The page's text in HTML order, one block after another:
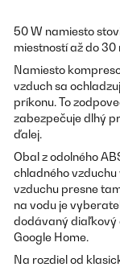
50 W namiesto
miestností až do 30
Namiesto
vzduch sa
príkonu. To
zabezpečuje dlhý
ďalej.
Obal z odolného
chladného
vzduchu presne
na vodu je
dodávaný diaľkový
Google Home.
Na rozdiel od